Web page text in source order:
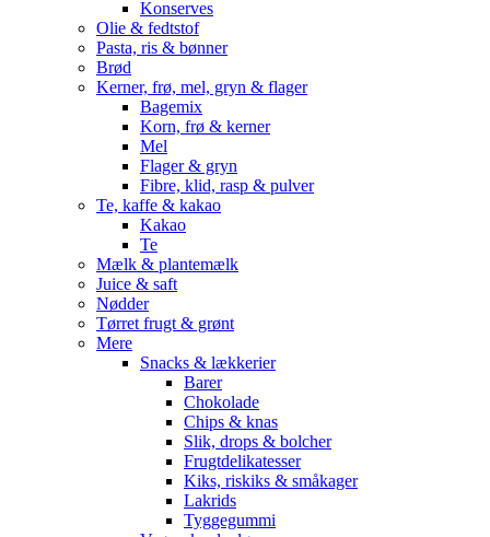
Konserves
Olie & fedtstof
Pasta, ris & bønner
Brød
Kerner, frø, mel, gryn & flager
Bagemix
Korn, frø & kerner
Mel
Flager & gryn
Fibre, klid, rasp & pulver
Te, kaffe & kakao
Kakao
Te
Mælk & plantemælk
Juice & saft
Nødder
Tørret frugt & grønt
Mere
Snacks & lækkerier
Barer
Chokolade
Chips & knas
Slik, drops & bolcher
Frugtdelikatesser
Kiks, riskiks & småkager
Lakrids
Tyggegummi